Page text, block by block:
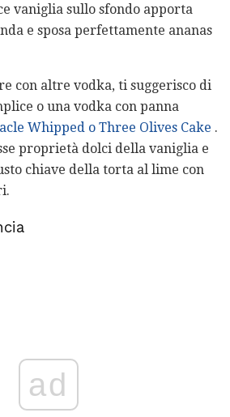
vaniglia sullo sfondo apporta
e sposa perfettamente ananas
con altre vodka, ti suggerisco di
o una vodka con panna
Whipped o Three Olives Cake .
proprietà dolci della vaniglia e
chiave della torta al lime con
ad